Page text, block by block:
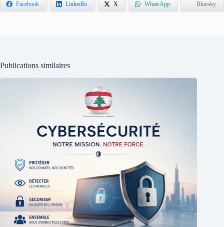
Facebook LinkedIn X WhatsApp Bluesky
Publications similaires